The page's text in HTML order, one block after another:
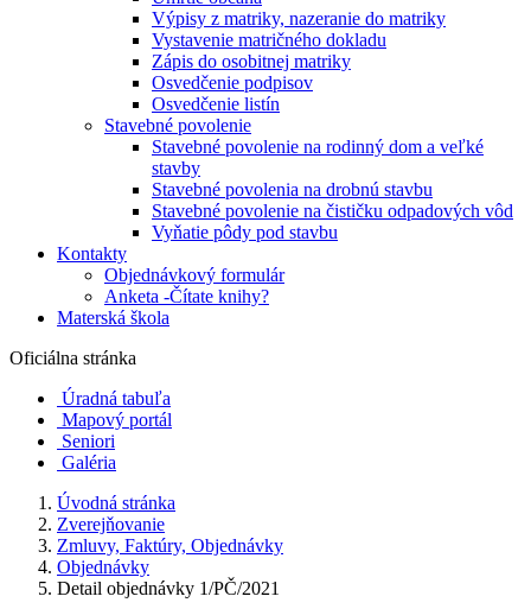
Výpisy z matriky, nazeranie do matriky
Vystavenie matričného dokladu
Zápis do osobitnej matriky
Osvedčenie podpisov
Osvedčenie listín
Stavebné povolenie
Stavebné povolenie na rodinný dom a veľké
stavby
Stavebné povolenia na drobnú stavbu
Stavebné povolenie na čističku odpadových vôd
Vyňatie pôdy pod stavbu
Kontakty
Objednávkový formulár
Anketa -Čítate knihy?
Materská škola
Oficiálna stránka
Úradná tabuľa
Mapový portál
Seniori
Galéria
Úvodná stránka
Zverejňovanie
Zmluvy, Faktúry, Objednávky
Objednávky
Detail objednávky 1/PČ/2021